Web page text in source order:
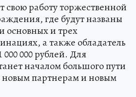
свою работу торжественной
где будут названы
основных и трех
а также обладатель
000 000 рублей. Для
началом большого пути
партнерам и новым